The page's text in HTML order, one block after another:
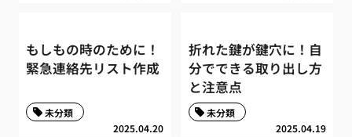
もしもの時のために！
緊急連絡先リスト作成
2025.04.20
未分類
折れた鍵が鍵穴に！自
分でできる取り出し方
と注意点
2025.04.19
未分類